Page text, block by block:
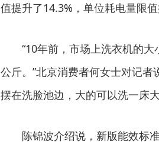
值提升了14.3%，单位耗电量限值
“10年前，市场上洗衣机的大
公斤。”北京消费者何女士对记
摆在洗脸池边，大的可以洗一床
陈锦波介绍说，新版能效标准